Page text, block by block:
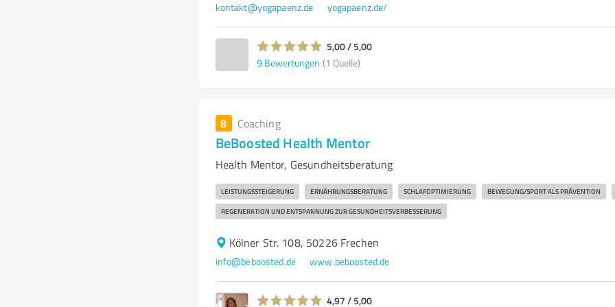
kontakt@yogapaenz.de yogapaenz.de/
5,00 / 5,00
9 Bewertungen (1 Quelle)
8 Coaching
BeBoosted Health Mentor
Health Mentor, Gesundheitsberatung
LEISTUNGSSTEIGERUNG ERNÄHRUNGSBERATUNG SCHLAFOPTIMIERUNG BEWEGUNG/SPORT ALS PRÄVENTION
REGENERATION UND ENTSPANNUNG ZUR GESUNDHEITSVERBESSERUNG
Kölner Str. 108, 50226 Frechen
info@beboosted.de www.beboosted.de
4,97 / 5,00